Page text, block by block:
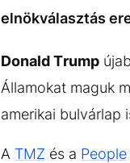
elnökválasztás
Donald Trump
Államokat maguk
amerikai bulvárlap
A TMZ és a People